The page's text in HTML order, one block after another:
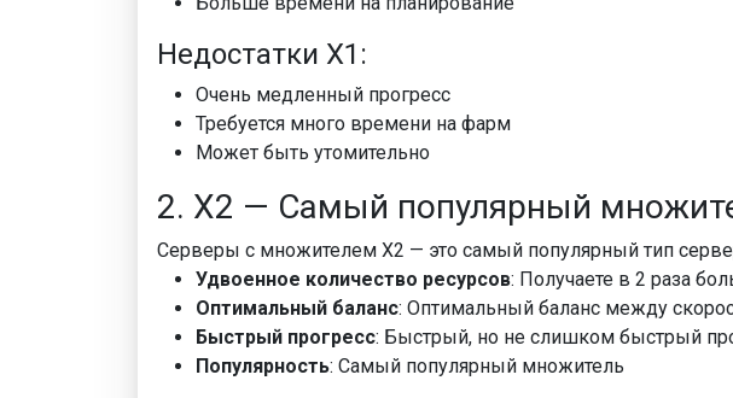
Недостатки X1:
Очень медленный прогресс
Требуется много времени на фарм
Может быть утомительно
2. X2 — Самый популярный
Серверы с множителем X2 — это самый популярный тип
Удвоенное количество ресурсов: Получаете в 2 раза
Оптимальный баланс: Оптимальный баланс между
Быстрый прогресс: Быстрый, но не слишком быстрый
Популярность: Самый популярный множитель